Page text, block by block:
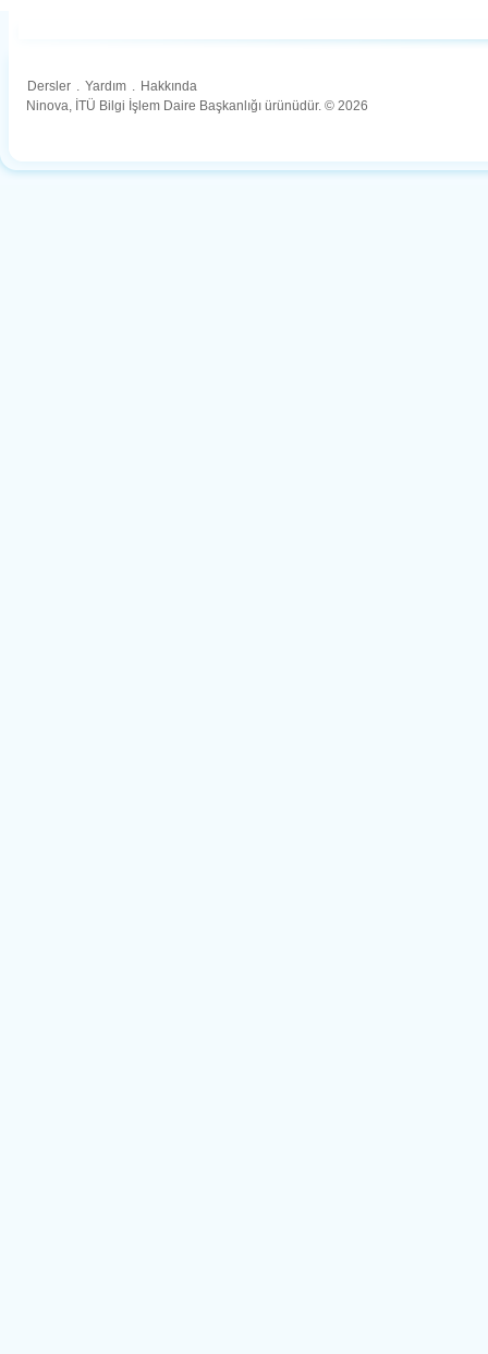
Dersler . Yardım . Hakkında
Ninova, İTÜ Bilgi İşlem Daire Başkanlığı ürünüdür. © 2026